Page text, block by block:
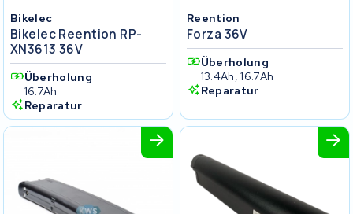
Bikelec
Bikelec Reention RP-
XN3613 36V
Überholung
16.7Ah
Reparatur
Reention
Forza 36V
Überholung
13.4Ah, 16.7Ah
Reparatur